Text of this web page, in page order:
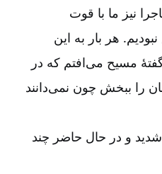
نیز ما با قوت
هر بار به این
مسیح می‌‌افتم که در
را ببخش چون نمی‌‌دانند
شدید و در حال حاضر چند